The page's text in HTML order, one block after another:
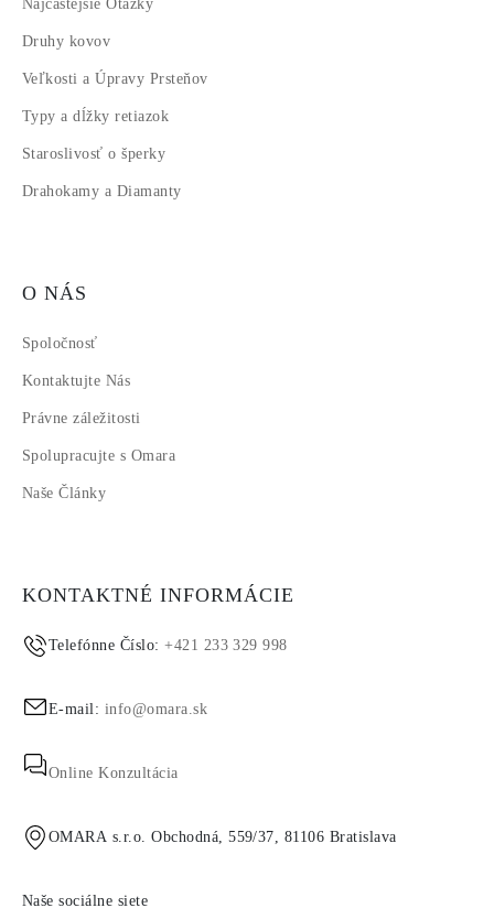
Najčastejšie Otázky
Druhy kovov
Veľkosti a Úpravy Prsteňov
Typy a dĺžky retiazok
Staroslivosť o šperky
Drahokamy a Diamanty
O NÁS
Spoločnosť
Kontaktujte Nás
Právne záležitosti
Spolupracujte s Omara
Naše Články
KONTAKTNÉ INFORMÁCIE
Telefónne Číslo:+421 233 329 998
E-mail: info@omara.sk
Online Konzultácia
OMARA s.r.o. Obchodná, 559/37, 81106 Bratislava
Naše sociálne siete